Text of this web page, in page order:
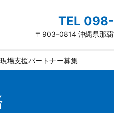
TEL
〒903-0814 沖縄県那
現場支援パートナー募集